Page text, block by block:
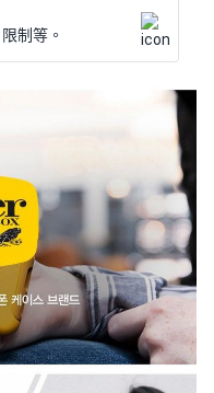
制等。